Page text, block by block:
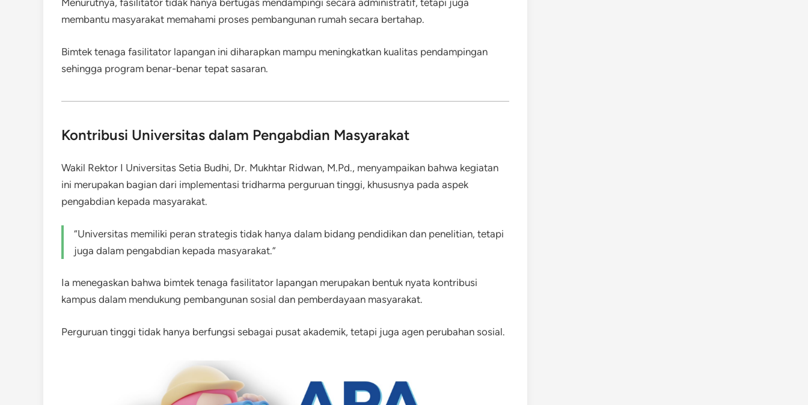
Menurutnya, fasilitator tidak hanya bertugas mendampingi secara administratif, tetapi juga
membantu masyarakat memahami proses pembangunan rumah secara bertahap.
Bimtek tenaga fasilitator lapangan ini diharapkan mampu meningkatkan kualitas pendampingan
sehingga program benar-benar tepat sasaran.
Kontribusi Universitas dalam Pengabdian Masyarakat
Wakil Rektor I Universitas Setia Budhi, Dr. Mukhtar Ridwan, M.Pd., menyampaikan bahwa kegiatan
ini merupakan bagian dari implementasi tridharma perguruan tinggi, khususnya pada aspek
pengabdian kepada masyarakat.
“Universitas memiliki peran strategis tidak hanya dalam bidang pendidikan dan penelitian, tetapi
juga dalam pengabdian kepada masyarakat.”
Ia menegaskan bahwa bimtek tenaga fasilitator lapangan merupakan bentuk nyata kontribusi
kampus dalam mendukung pembangunan sosial dan pemberdayaan masyarakat.
Perguruan tinggi tidak hanya berfungsi sebagai pusat akademik, tetapi juga agen perubahan sosial.